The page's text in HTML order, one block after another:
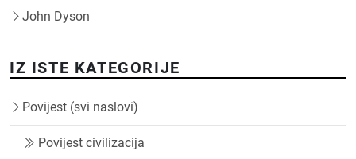
John Dyson
IZ ISTE KATEGORIJE
Povijest (svi naslovi)
Povijest civilizacija